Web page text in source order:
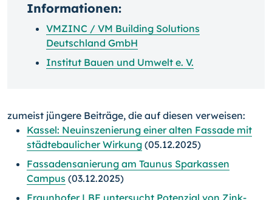
Informationen:
VMZINC / VM Building Solutions
Deutschland GmbH
Institut Bauen und Umwelt e. V.
zumeist jüngere Beiträge, die auf diesen verweisen:
Kassel: Neuinszenierung einer alten Fassade mit
städtebaulicher Wirkung (05.12.2025)
Fassadensanierung am Taunus Sparkassen
Campus (03.12.2025)